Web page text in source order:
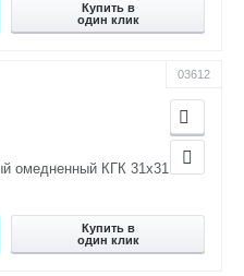
Купить в
один клик
03612
омедненный КГК 31х31
Купить в
один клик